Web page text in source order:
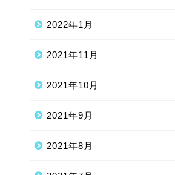
2022年1月
2021年11月
2021年10月
2021年9月
2021年8月